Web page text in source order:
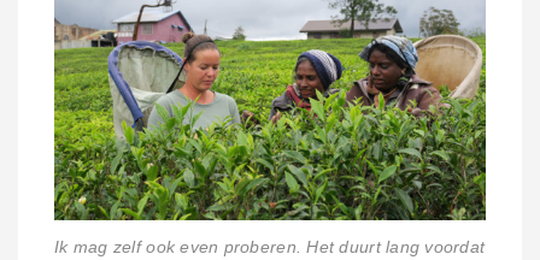
Ik mag zelf ook even proberen. Het duurt lang voordat